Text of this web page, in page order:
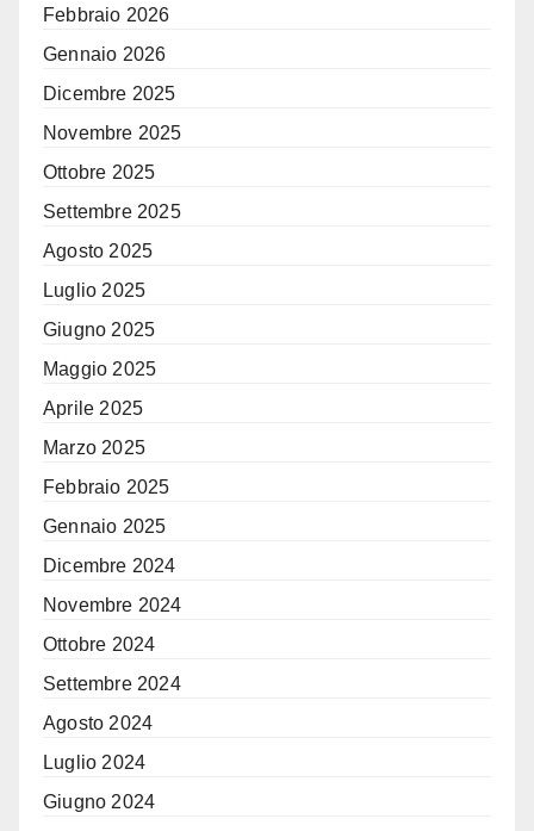
Febbraio 2026
Gennaio 2026
Dicembre 2025
Novembre 2025
Ottobre 2025
Settembre 2025
Agosto 2025
Luglio 2025
Giugno 2025
Maggio 2025
Aprile 2025
Marzo 2025
Febbraio 2025
Gennaio 2025
Dicembre 2024
Novembre 2024
Ottobre 2024
Settembre 2024
Agosto 2024
Luglio 2024
Giugno 2024